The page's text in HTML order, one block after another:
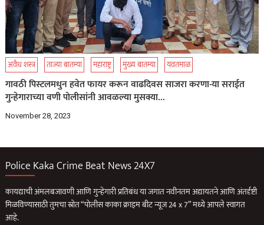
अवैध शस्त्र ताज्या बातम्या महाराष्ट्र मुख्य बातम्या यवतमाळ
गावठी पिस्टलमधुन हवेत फायर करून वाढदिवस साजरा करणा-या सराईत
गुन्हेगाराच्या वणी पोलीसांनी आवळल्या मुसक्या…
November 28, 2023
Police Kaka Crime Beat News 24X7
कायद्याची अंमलबजावणी आणि गुन्हेगारी प्रतिबंध या जगात नवीनतम अद्यायतने आणि अंतर्दृष्टी
मिळविण्यासाठी तुमचा स्रोत “पोलीस काका क्राइम बीट न्यूज 24 x 7” मध्ये आपले स्वागत
आहे.